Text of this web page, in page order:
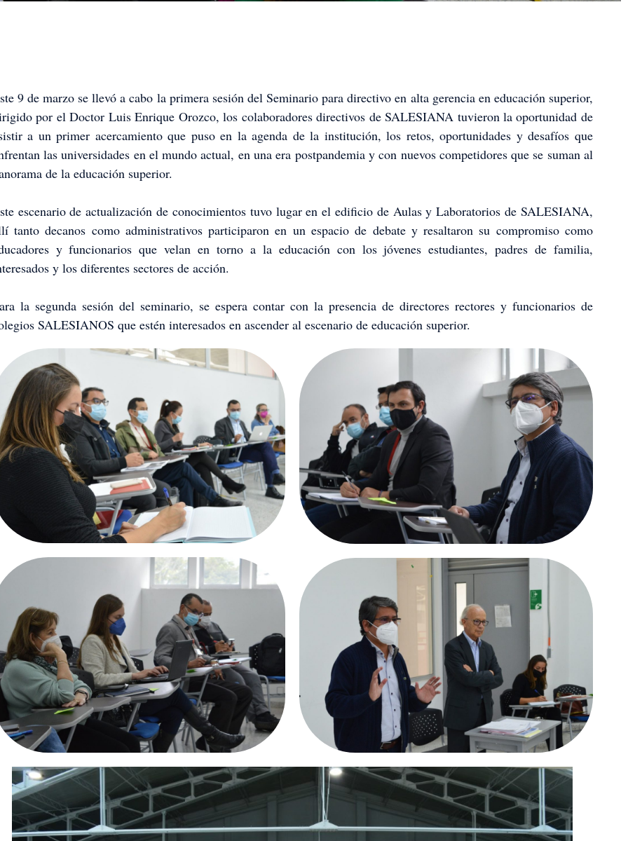
9 de marzo se llevó a cabo la primera sesión del Seminario para directivo en alta gerencia en educación superior,
por el Doctor Luis Enrique Orozco, los colaboradores directivos de SALESIANA tuvieron la oportunidad de
a un primer acercamiento que puso en la agenda de la institución, los retos, oportunidades y desafíos que
las universidades en el mundo actual, en una era postpandemia y con nuevos competidores que se suman al
de la educación superior.
escenario de actualización de conocimientos tuvo lugar en el edificio de Aulas y Laboratorios de SALESIANA,
tanto decanos como administrativos participaron en un espacio de debate y resaltaron su compromiso como
y funcionarios que velan en torno a la educación con los jóvenes estudiantes, padres de familia,
y los diferentes sectores de acción.
la segunda sesión del seminario, se espera contar con la presencia de directores rectores y funcionarios de
SALESIANOS que estén interesados en ascender al escenario de educación superior.